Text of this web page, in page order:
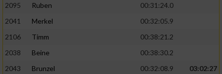
2095
Ruben
00:31:24.0
2041
Merkel
00:32:05.9
2106
Timm
00:38:21.2
2038
Beine
00:38:30.2
2043
Brunzel 00:32:08.9
03:02:27